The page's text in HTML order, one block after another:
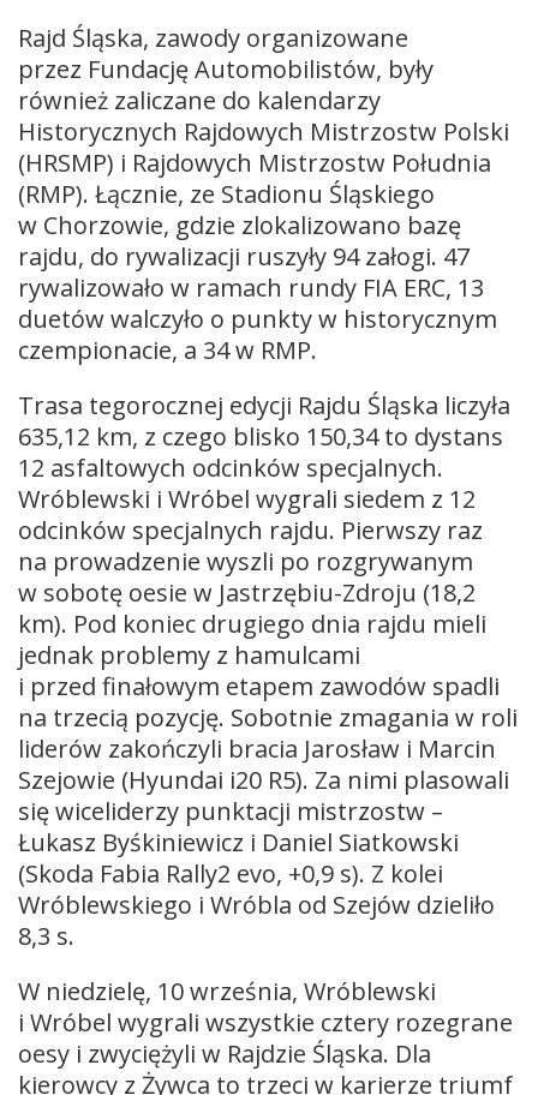
Rajd Śląska, zawody organizowane
przez Fundację Automobilistów, były
również zaliczane do kalendarzy
Historycznych Rajdowych Mistrzostw Polski
(HRSMP) i Rajdowych Mistrzostw Południa
(RMP). Łącznie, ze Stadionu Śląskiego
w Chorzowie, gdzie zlokalizowano bazę
rajdu, do rywalizacji ruszyły 94 załogi. 47
rywalizowało w ramach rundy FIA ERC, 13
duetów walczyło o punkty w historycznym
czempionacie, a 34 w RMP.
Trasa tegorocznej edycji Rajdu Śląska liczyła
635,12 km, z czego blisko 150,34 to dystans
12 asfaltowych odcinków specjalnych.
Wróblewski i Wróbel wygrali siedem z 12
odcinków specjalnych rajdu. Pierwszy raz
na prowadzenie wyszli po rozgrywanym
w sobotę oesie w Jastrzębiu-Zdroju (18,2
km). Pod koniec drugiego dnia rajdu mieli
jednak problemy z hamulcami
i przed finałowym etapem zawodów spadli
na trzecią pozycję. Sobotnie zmagania w roli
liderów zakończyli bracia Jarosław i Marcin
Szejowie (Hyundai i20 R5). Za nimi plasowali
się wiceliderzy punktacji mistrzostw –
Łukasz Byśkiniewicz i Daniel Siatkowski
(Skoda Fabia Rally2 evo, +0,9 s). Z kolei
Wróblewskiego i Wróbla od Szejów dzieliło
8,3 s.
W niedzielę, 10 września, Wróblewski
i Wróbel wygrali wszystkie cztery rozegrane
oesy i zwyciężyli w Rajdzie Śląska. Dla
kierowcy z Żywca to trzeci w karierze triumf